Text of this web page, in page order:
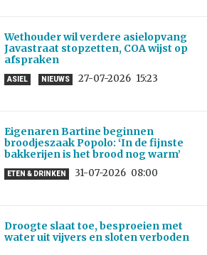
Wethouder wil verdere asielopvang
Javastraat stopzetten, COA wijst op
afspraken
ASIEL NIEUWS 27-07-2026 15:23
Eigenaren Bartine beginnen
broodjeszaak Popolo: ‘In de fijnste
bakkerijen is het brood nog warm’
ETEN & DRINKEN 31-07-2026 08:00
Droogte slaat toe, besproeien met
water uit vijvers en sloten verboden